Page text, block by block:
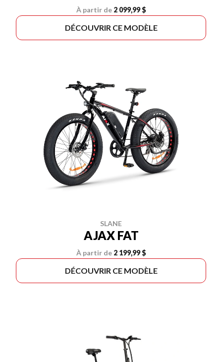
À partir de 2 099,99 $
DÉCOUVRIR CE MODÈLE
SLANE
AJAX FAT
À partir de 2 199,99 $
DÉCOUVRIR CE MODÈLE